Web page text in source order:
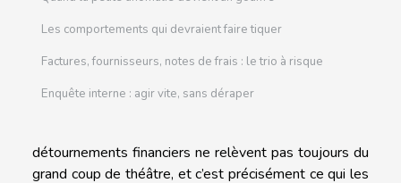
Les comportements qui devraient faire tiquer
Factures, fournisseurs, notes de frais : le trio à risque
Enquête interne : agir vite, sans déraper
détournements financiers ne relèvent pas toujours du
grand coup de théâtre, et c’est précisément ce qui les